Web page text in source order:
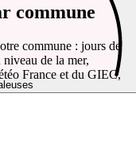
commune
commune : jours de
de la mer,
France et du GIEC,